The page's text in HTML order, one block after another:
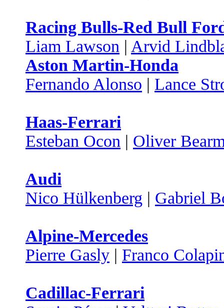
Racing Bulls-Red Bull
Liam Lawson | Arvid
Aston Martin-Honda
Fernando Alonso | Lance
Haas-Ferrari
Esteban Ocon | Oliver
Audi
Nico Hülkenberg | Gabriel
Alpine-Mercedes
Pierre Gasly | Franco
Cadillac-Ferrari